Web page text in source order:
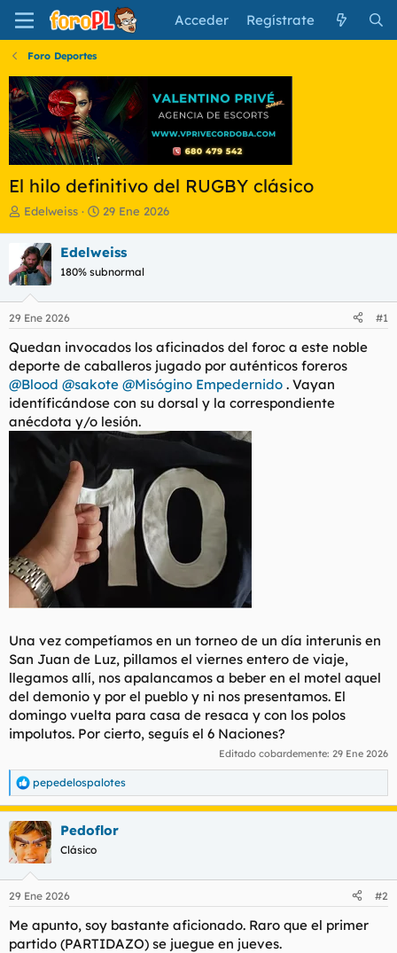
Acceder Regístrate
Foro Deportes
El hilo definitivo del RUGBY clásico
I
c
i
a
d
o
d
e
l
t
e
m
Edelweiss
F
h
a
e
i
c
i
o
29 Ene 2026
Edelweiss
180% subnormal
29 Ene 2026 #1
Quedan invocados los aficinados del foroc a este noble
deporte de caballeros jugado por auténticos foreros
@Blood @sakote @Misógino Empedernido . Vayan
identíficándose con su dorsal y la correspondiente
anécdota y/o lesión.
Una vez competíamos en un torneo de un día interunis en
San Juan de Luz, pillamos el viernes entero de viaje,
llegamos allí, nos apalancamos a beber en el motel aquel
del demonio y por el pueblo y ni nos presentamos. El
domingo vuelta para casa de resaca y con los polos
impolutos. Por cierto, seguís el 6 Naciones?
Editado cobardemente: 29 Ene 2026
R
e
a
c
c
i
e
:
pepedelospalotes
Pedoflor
Clásico
29 Ene 2026 #2
Me apunto, soy bastante aficionado. Raro que el primer
partido (PARTIDAZO) se juegue en jueves.